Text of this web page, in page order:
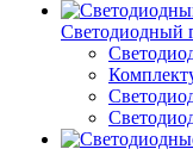
Светодиодный